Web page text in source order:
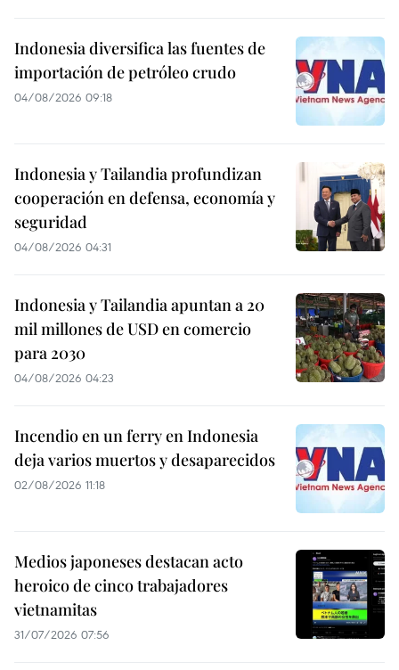
Indonesia diversifica las fuentes de
importación de petróleo crudo
04/08/2026 09:18
Indonesia y Tailandia profundizan
cooperación en defensa, economía y
seguridad
04/08/2026 04:31
Indonesia y Tailandia apuntan a 20
mil millones de USD en comercio
para 2030
04/08/2026 04:23
Incendio en un ferry en Indonesia
deja varios muertos y desaparecidos
02/08/2026 11:18
Medios japoneses destacan acto
heroico de cinco trabajadores
vietnamitas
31/07/2026 07:56